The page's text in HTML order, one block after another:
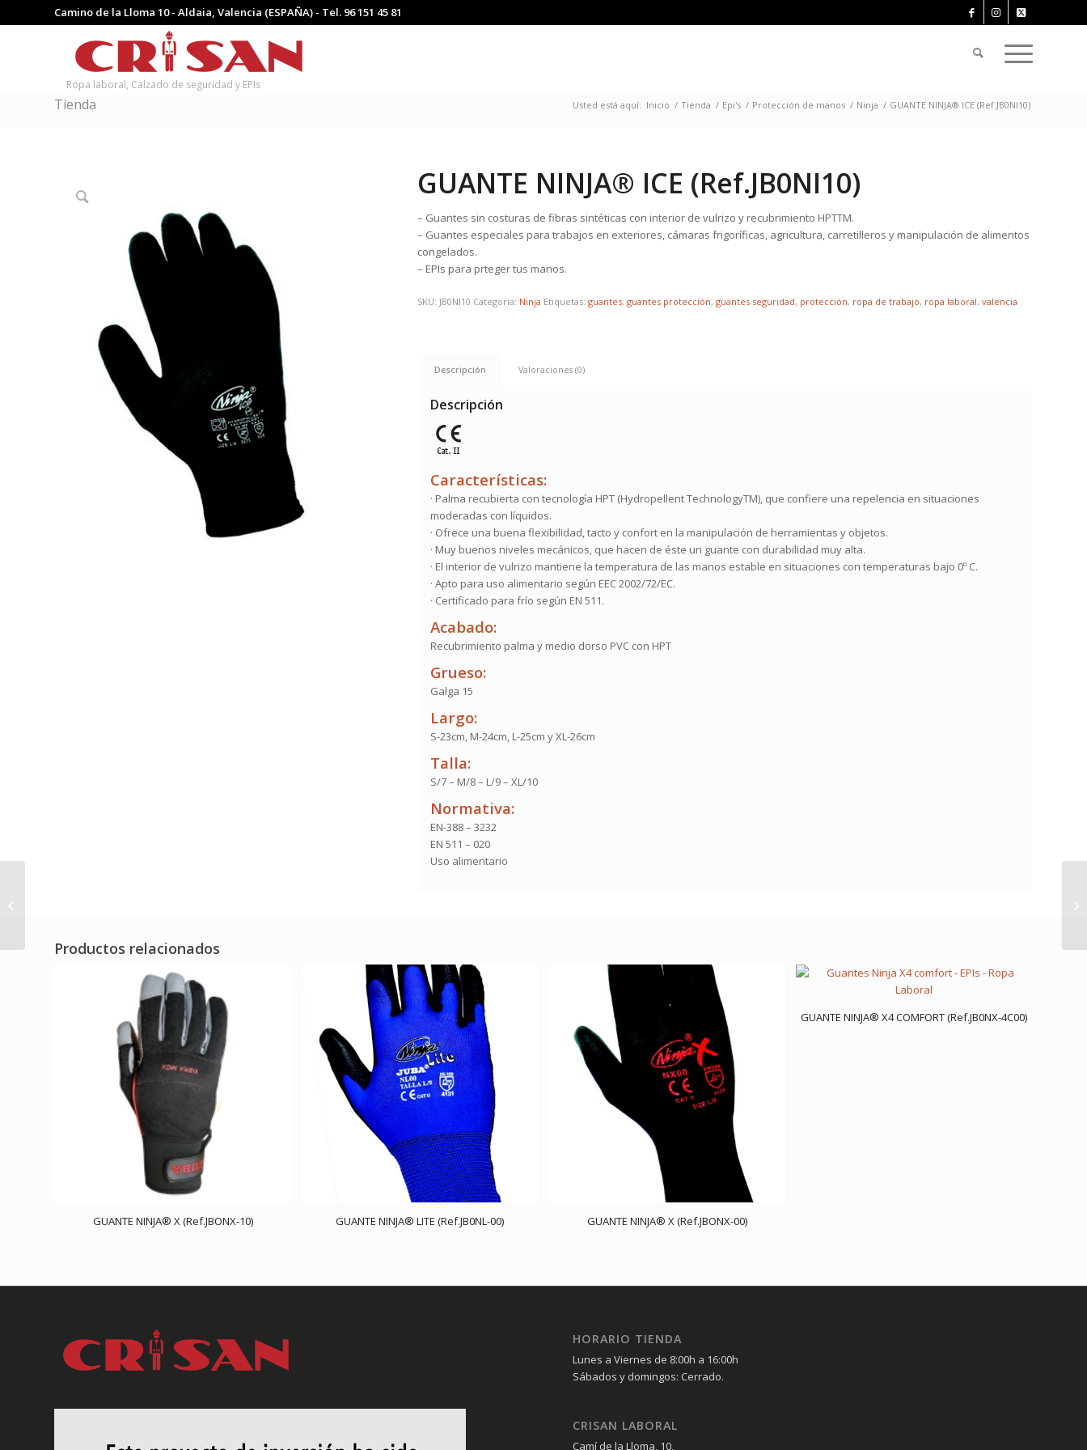
Camino de la Lloma 10 - Aldaia, Valencia (ESPAÑA) - Tel. 96 151 45 81
Ropa laboral, Calzado de seguridad y EPIs
Tienda Usted está aquí: Inicio / Tienda / Epi's / Protección de manos / Ninja / GUANTE NINJA® ICE (Ref.JB0NI10)
GUANTE NINJA® ICE (Ref.JB0NI10)
– Guantes sin costuras de fibras sintéticas con interior de vulrizo y recubrimiento HPTTM.
– Guantes especiales para trabajos en exteriores, cámaras frigoríficas, agricultura, carretilleros y manipulación de alimentos
congelados.
– EPIs para prteger tus manos.
SKU: JB0NI10 Categoría: Ninja Etiquetas:guantes,guantes protección,guantes seguridad, protección, ropa de trabajo, ropa laboral,valencia
Descripción Valoraciones (0)
Descripción
Características:
· Palma recubierta con tecnología HPT (Hydropellent TechnologyTM), que confiere una repelencia en situaciones
moderadas con líquidos.
· Ofrece una buena flexibilidad, tacto y confort en la manipulación de herramientas y objetos.
· Muy buenos niveles mecánicos, que hacen de éste un guante con durabilidad muy alta.
· El interior de vulrizo mantiene la temperatura de las manos estable en situaciones con temperaturas bajo 0º C.
· Apto para uso alimentario según EEC 2002/72/EC.
· Certificado para frío según EN 511.
Acabado:
Recubrimiento palma y medio dorso PVC con HPT
Grueso:
Galga 15
Largo:
S-23cm, M-24cm, L-25cm y XL-26cm
Talla:
S/7 – M/8 – L/9 – XL/10
Normativa:
EN-388 – 3232
EN 511 – 020
Uso alimentario
Productos relacionados
GUANTE NINJA® X (Ref.JBONX-10) GUANTE NINJA® LITE (Ref.JB0NL-00) GUANTE NINJA® X (Ref.JBONX-00)
GUANTE NINJA® X4 COMFORT (Ref.JB0NX-4C00)
HORARIO TIENDA
Lunes a Viernes de 8:00h a 16:00h
Sábados y domingos: Cerrado.
CRISAN LABORAL
Camí de la Lloma, 10,